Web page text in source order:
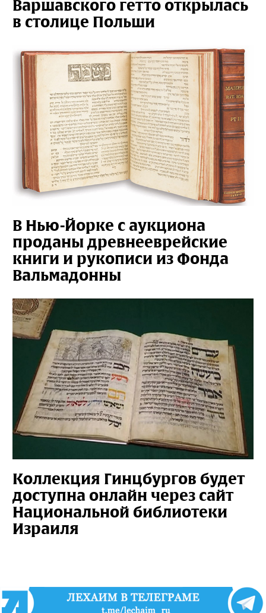
Варшавского гетто открылась
в столице Польши
В Нью-Йорке с аукциона
проданы древнееврейские
книги и рукописи из Фонда
Вальмадонны
Коллекция Гинцбургов будет
доступна онлайн через сайт
Национальной библиотеки
Израиля